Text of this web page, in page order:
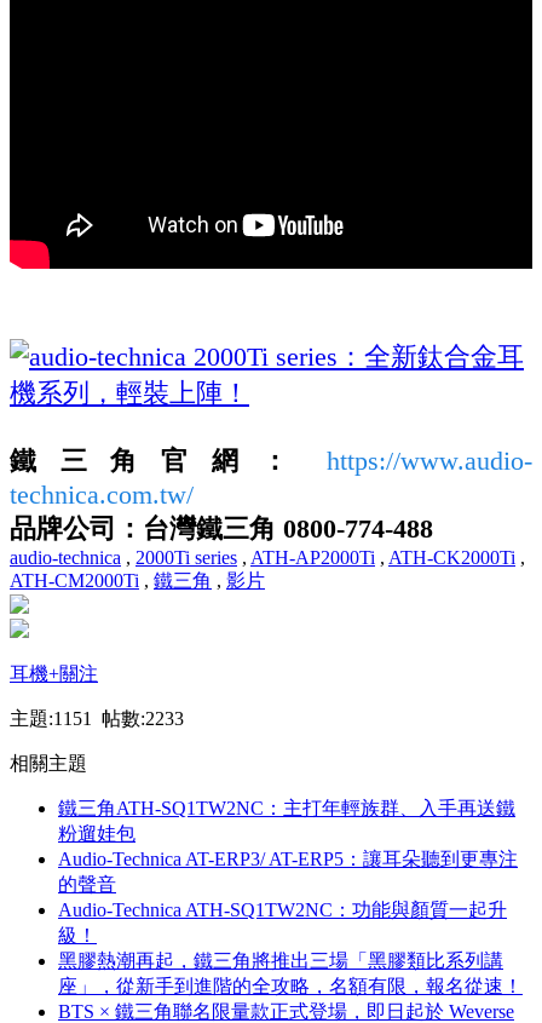
鐵三角官網：
https://www.audio-
technica.com.tw/
品牌公司：台灣鐵三角 0800-774-488
audio-technica , 2000Ti series , ATH-AP2000Ti , ATH-CK2000Ti ,
ATH-CM2000Ti , 鐵三角 , 影片
耳機+關注
主題:1151 帖數:2233
相關主題
鐵三角ATH-SQ1TW2NC：主打年輕族群、入手再送鐵
粉遛娃包
Audio-Technica AT-ERP3/ AT-ERP5：讓耳朵聽到更專注
的聲音
Audio-Technica ATH-SQ1TW2NC：功能與顏質一起升
級！
黑膠熱潮再起，鐵三角將推出三場「黑膠類比系列講
座」，從新手到進階的全攻略，名額有限，報名從速！
BTS × 鐵三角聯名限量款正式登場，即日起於 Weverse